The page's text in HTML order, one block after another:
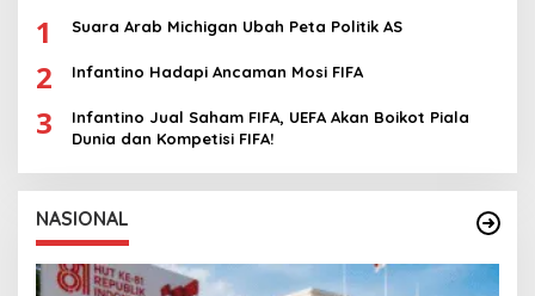
1 Suara Arab Michigan Ubah Peta Politik AS
2 Infantino Hadapi Ancaman Mosi FIFA
3
Infantino Jual Saham FIFA, UEFA Akan Boikot Piala
Dunia dan Kompetisi FIFA!
NASIONAL